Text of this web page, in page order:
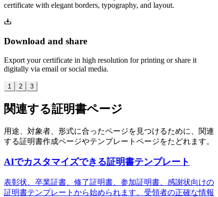
certificate with elegant borders, typography, and layout.
Download and share
Export your certificate in high resolution for printing or share it
digitally via email or social media.
1 2 3
関連する証明書ページ
用途、対象者、形式に合ったページを見つけるために、関連
する証明書作成ページやテンプレートページをたどれます。
AIでカスタマイズできる証明書テンプレート
表彰状、卒業証書、修了証明書、参加証明書、感謝状向けの
証明書テンプレートから始められます。受領者の正確な情報